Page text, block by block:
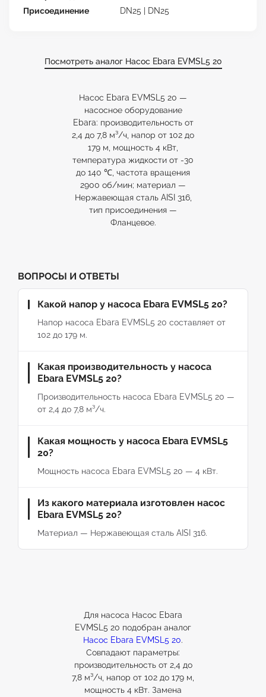
Присоединение
DN25 | DN25
Посмотреть аналог Насос Ebara EVMSL5 20
Насос Ebara EVMSL5 20 —
насосное оборудование
Ebara: производительность от
2,4 до 7,8 м³/ч, напор от 102 до
179 м, мощность 4 кВт,
температура жидкости от -30
до 140 ℃, частота вращения
2900 об/мин; материал —
Нержавеющая сталь AISI 316,
тип присоединения —
Фланцевое.
ВОПРОСЫ И ОТВЕТЫ
Какой напор у насоса Ebara EVMSL5 20?
Напор насоса Ebara EVMSL5 20 составляет от
102 до 179 м.
Какая производительность у насоса
Ebara EVMSL5 20?
Производительность насоса Ebara EVMSL5 20 —
от 2,4 до 7,8 м³/ч.
Какая мощность у насоса Ebara EVMSL5
20?
Мощность насоса Ebara EVMSL5 20 — 4 кВт.
Из какого материала изготовлен насос
Ebara EVMSL5 20?
Материал — Нержавеющая сталь AISI 316.
Для насоса Насос Ebara
EVMSL5 20 подобран аналог
Насос Ebara EVMSL5 20.
Совпадают параметры:
производительность от 2,4 до
7,8 м³/ч, напор от 102 до 179 м,
мощность 4 кВт. Замена